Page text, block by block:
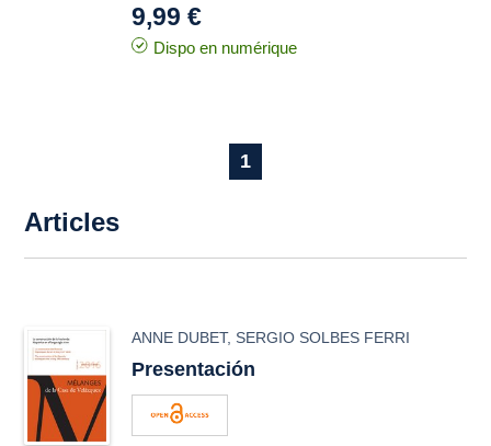
9,99 €
Dispo en numérique
1
Articles
ANNE DUBET, SERGIO SOLBES FERRI
Presentación